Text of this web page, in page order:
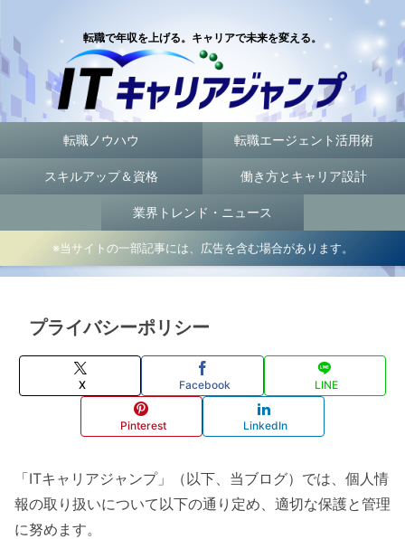
転職で年収を上げる。キャリアで未来を変える。
転職ノウハウ 転職エージェント活用術
スキルアップ＆資格 働き方とキャリア設計
業界トレンド・ニュース
※当サイトの一部記事には、広告を含む場合があります。
プライバシーポリシー
X Facebook LINE
Pinterest LinkedIn
「ITキャリアジャンプ」（以下、当ブログ）では、個人情
報の取り扱いについて以下の通り定め、適切な保護と管理
に努めます。